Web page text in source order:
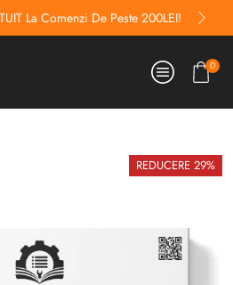
La Comenzi De Peste 200LEI!
0
REDUCERE 29%